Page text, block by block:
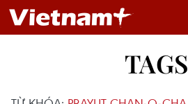
TAGS